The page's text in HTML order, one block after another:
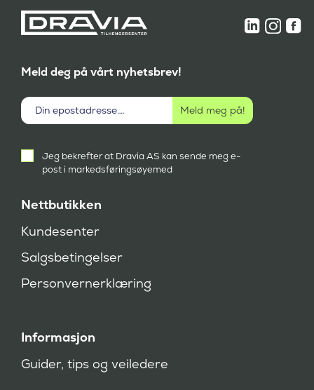
Nettbutikken
Kundesenter
Salgsbetingelser
Personvernerklæring
Informasjon
Guider, tips og veiledere
Meld deg på vårt nyhetsbrev!
samtykke
k
e
d
Jeg bekrefter at Dravia AS kan sende meg e-
post i markedsføringsøyemed